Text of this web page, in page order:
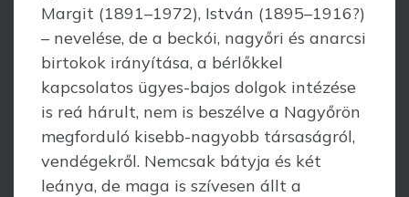
Margit (1891–1972), István (1895–1916?)
– nevelése, de a beckói, nagyőri és anarcsi
birtokok irányítása, a bérlőkkel
kapcsolatos ügyes-bajos dolgok intézése
is reá hárult, nem is beszélve a Nagyőrön
megforduló kisebb-nagyobb társaságról,
vendégekről. Nemcsak bátyja és két
leánya, de maga is szívesen állt a